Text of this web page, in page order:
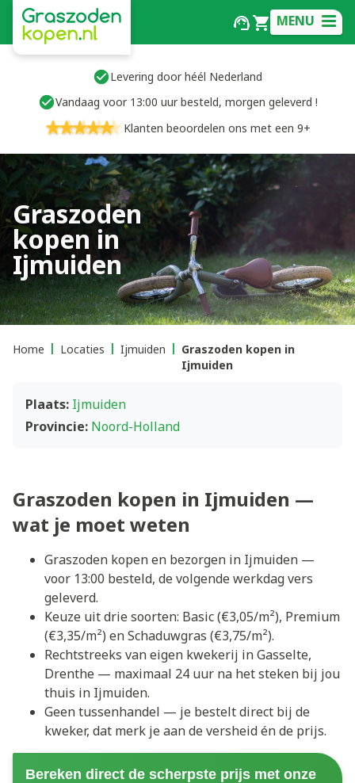
MENU
Levering door héél Nederland
Vandaag voor 13:00 uur besteld, morgen geleverd !
Klanten beoordelen ons met een 9+
Graszoden
kopen in
Ijmuiden
Home Locaties Ijmuiden
Graszoden kopen in
Ijmuiden
Plaats: Ijmuiden
Provincie: Noord-Holland
Graszoden kopen in Ijmuiden —
wat je moet weten
Graszoden kopen en bezorgen in Ijmuiden —
voor 13:00 besteld, de volgende werkdag vers
geleverd.
Keuze uit drie soorten: Basic (€3,05/m²), Premium
(€3,35/m²) en Schaduwgras (€3,75/m²).
Rechtstreeks van eigen kwekerij in Gasselte,
Drenthe — maximaal 24 uur na het steken bij jou
thuis in Ijmuiden.
Geen tussenhandel — je bestelt direct bij de
kweker, dat merk je aan de versheid én de prijs.
Bereken direct de scherpste prijs met onze